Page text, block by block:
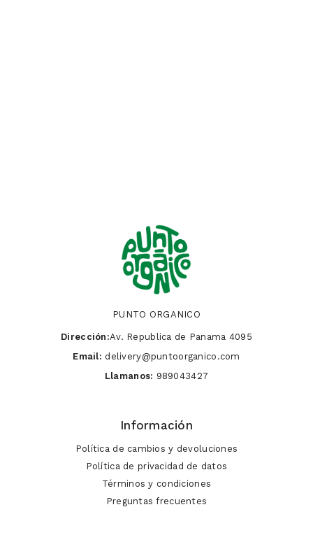
PUNTO ORGANICO
Dirección:Av. Republica de Panama 4095
Email: delivery@puntoorganico.com
Llamanos: 989043427
Información
Política de cambios y devoluciones
Política de privacidad de datos
Términos y condiciones
Preguntas frecuentes